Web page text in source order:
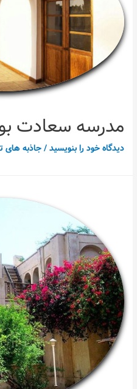
مدرسه سعادت
دیدگاه‌ خود را بنویسید/جاذبه های